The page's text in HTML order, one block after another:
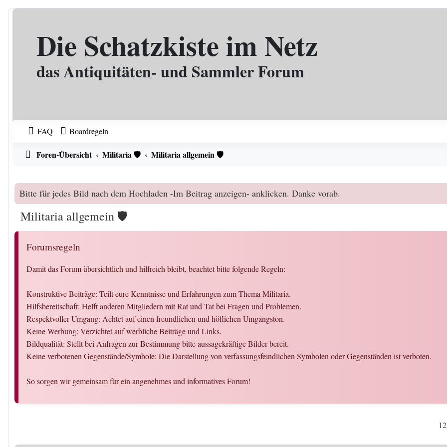
Zum Inhalt
Die Schatzkiste im Netz
das Antiquitäten- und Sammler Forum
FAQ Boardregeln
Foren-Übersicht Militaria 🛡️ Militaria allgemein 🛡️
Bitte für jedes Bild nach dem Hochladen -Im Beitrag anzeigen- anklicken. Danke vorab.
Militaria allgemein 🛡️
Forumsregeln
Damit das Forum übersichtlich und hilfreich bleibt, beachtet bitte folgende Regeln:
Konstruktive Beiträge: Teilt eure Kenntnisse und Erfahrungen zum Thema Militaria.
Hilfsbereitschaft: Helft anderen Mitgliedern mit Rat und Tat bei Fragen und Problemen.
Respektvoller Umgang: Achtet auf einen freundlichen und höflichen Umgangston.
Keine Werbung: Verzichtet auf werbliche Beiträge und Links.
Bildqualität: Stellt bei Anfragen zur Bestimmung bitte aussagekräftige Bilder bereit.
Keine verbotenen Gegenstände/Symbole: Die Darstellung von verfassungsfeindlichen Symbolen oder Gegenständen ist verboten.
So sorgen wir gemeinsam für ein angenehmes und informatives Forum!